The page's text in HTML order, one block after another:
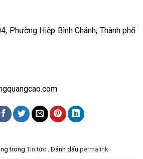
Phường Hiệp Bình Chánh; Thành phố
trong Tin tức . Đánh dấu permalink